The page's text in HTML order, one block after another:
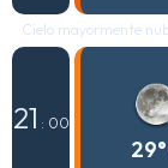
Cielo mayormente
21 : 00